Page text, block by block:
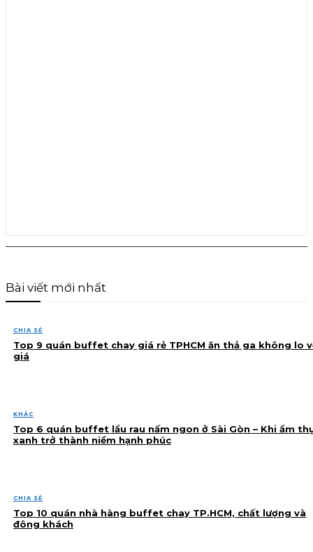
Bài viết mới nhất
CHIA SẺ
Top 9 quán buffet chay giá rẻ TPHCM ăn thả ga không lo
giá
KHÁC
Top 6 quán buffet lẩu rau nấm ngon ở Sài Gòn – Khi ẩm
xanh trở thành niềm hạnh phúc
CHIA SẺ
Top 10 quán nhà hàng buffet chay TP.HCM, chất lượng và
đông khách